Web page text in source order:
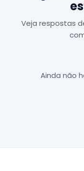
Veja respostas
Ainda não